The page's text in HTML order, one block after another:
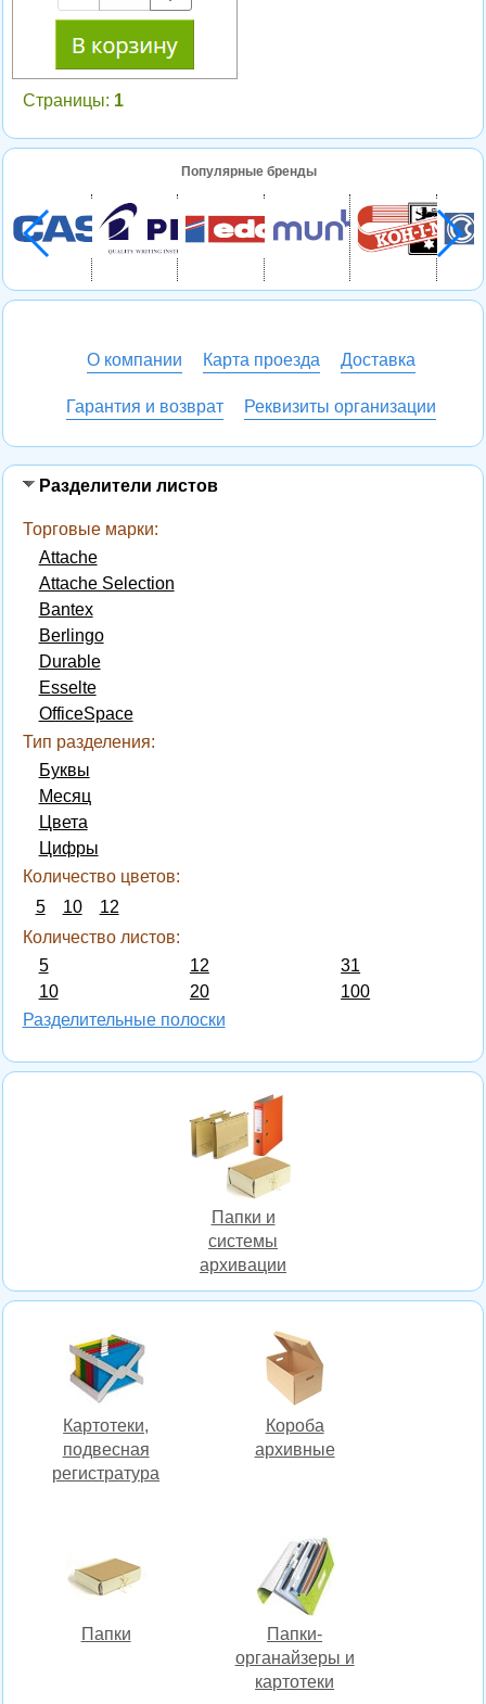
Разделители листов
Торговые марки:
Attache
Attache Selection
Bantex
Berlingo
Durable
Esselte
OfficeSpace
Тип разделения:
Буквы
Месяц
Цвета
Цифры
Количество цветов:
5
10
12
Количество листов:
5
10
12
20
31
100
Разделительные полоски
Папки и
системы
архивации
Картотеки,
подвесная
регистратура
Короба
архивные
Папки
Папки-
органайзеры и
картотеки
Страницы: 1
Популярные бренды
О компании Карта проезда Доставка
Гарантия и возврат Реквизиты организации